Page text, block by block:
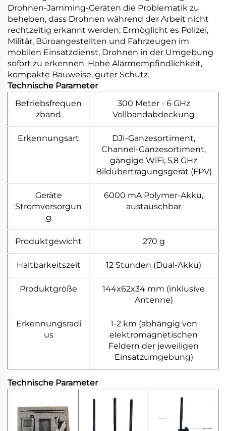
Drohnen-Jamming-Geräten die Problematik zu
beheben, dass Drohnen während der Arbeit nicht
rechtzeitig erkannt werden; Ermöglicht es Polizei,
Militär, Büroangestellten und Fahrzeugen im
mobilen Einsatzdienst, Drohnen in der Umgebung
sofort zu erkennen. Hohe Alarmempfindlichkeit,
kompakte Bauweise, guter Schutz.
Technische Parameter
Betriebsfrequen
zband
300 Meter - 6 GHz
Vollbandabdeckung
Erkennungsart
DJI-Ganzesortiment,
Channel-Ganzesortiment,
gängige WiFi, 5,8 GHz
Bildübertragungsgerät (FPV)
Geräte
Stromversorgun
g
6000 mA Polymer-Akku,
austauschbar
Produktgewicht 270 g
Haltbarkeitszeit 12 Stunden (Dual-Akku)
Produktgröße
144x62x34 mm (inklusive
Antenne)
Erkennungsradi
us
1-2 km (abhängig von
elektromagnetischen
Feldern der jeweiligen
Einsatzumgebung)
Technische Parameter